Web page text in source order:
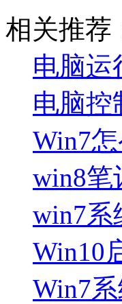
相关推荐
电脑运
电脑控
Win7
win8笔
win7系
Win10
Win7